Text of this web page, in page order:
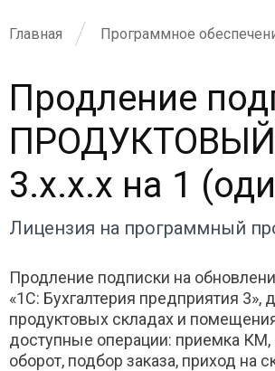
Главная Программное
Продление
3.x.x.x на 1
Лицензия на программный
Продление подписки на
«1С: Бухгалтерия предприятия
продуктовых складах и
доступные операции: приемка
оборот, подбор заказа, приход на